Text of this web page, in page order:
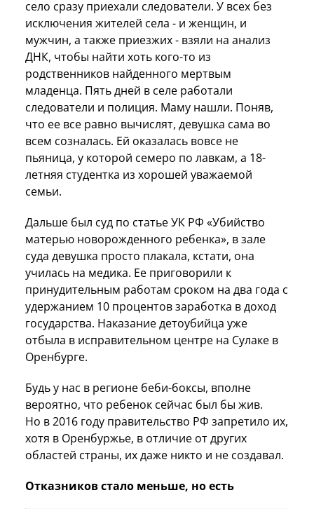
село сразу приехали следователи. У всех без
исключения жителей села - и женщин, и
мужчин, а также приезжих - взяли на анализ
ДНК, чтобы найти хоть кого-то из
родственников найденного мертвым
младенца. Пять дней в селе работали
следователи и полиция. Маму нашли. Поняв,
что ее все равно вычислят, девушка сама во
всем созналась. Ей оказалась вовсе не
пьяница, у которой семеро по лавкам, а 18-
летняя студентка из хорошей уважаемой
семьи.
Дальше был суд по статье УК РФ «Убийство
матерью новорожденного ребенка», в зале
суда девушка просто плакала, кстати, она
училась на медика. Ее приговорили к
принудительным работам сроком на два года с
удержанием 10 процентов заработка в доход
государства. Наказание детоубийца уже
отбыла в исправительном центре на Сулаке в
Оренбурге.
Будь у нас в регионе беби-боксы, вполне
вероятно, что ребенок сейчас был бы жив.
Но в 2016 году правительство РФ запретило их,
хотя в Оренбуржье, в отличие от других
областей страны, их даже никто и не создавал.
Отказников стало меньше, но есть